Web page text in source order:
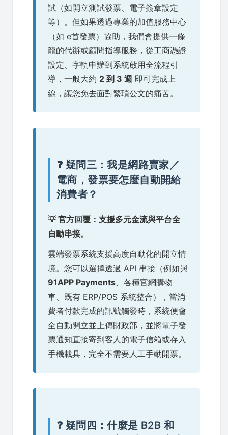
試（如開立測試發票、電子簽章設定
等）。但如果透過專業的加值服務中心
（如 e首發票）協助，我們會提供一條
龍的代辦或顧問指導服務，從工商憑證
設定、字軌申辦到系統啟用全流程引
導，一般大約 2 到 3 週 即可完成上
線，讓您免去面對繁瑣公文的痛苦。
❓ 疑問三：我是網路賣家／
電商，發票要怎麼自動開給
消費者？
💡 官方回覆：支援多元金流與平台全
自動串接。
雲端發票系統支援高度自動化的開立情
境。您可以選擇透過 API 串接（例如與
91APP Payments 、各種官網購物
車、既有 ERP/POS 系統整合），當消
費者付款完成的訊號觸發時，系統便會
全自動開立並上傳財政部，並將電子發
票通知直接寄到客人的電子信箱或存入
手機載具，完全不需要人工手動開票。
❓ 疑問四：什麼是 B2B 和